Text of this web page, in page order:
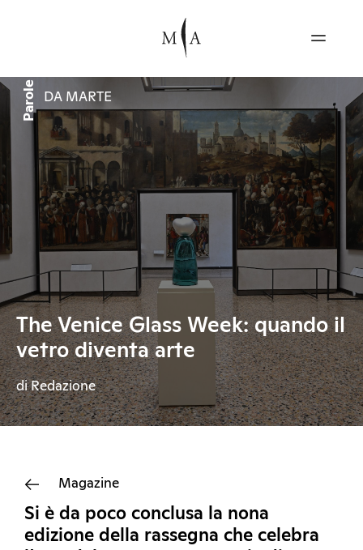
Parole DA MARTE
The Venice Glass Week: quando il
vetro diventa arte
di Redazione
Magazine
Si è da poco conclusa la nona
edizione della rassegna che celebra